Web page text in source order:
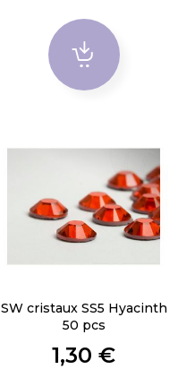
SW cristaux SS5 Hyacinth
50 pcs
1,30 €